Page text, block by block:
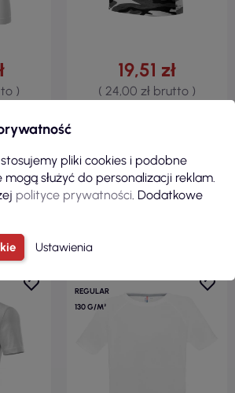
)
na
19,51 zł
( 24,00 zł brutto )
REGULAR
130 G/M²
pliki cookies i podobne
służyć do personalizacji reklam.
polityce prywatności. Dodatkowe
Ustawienia